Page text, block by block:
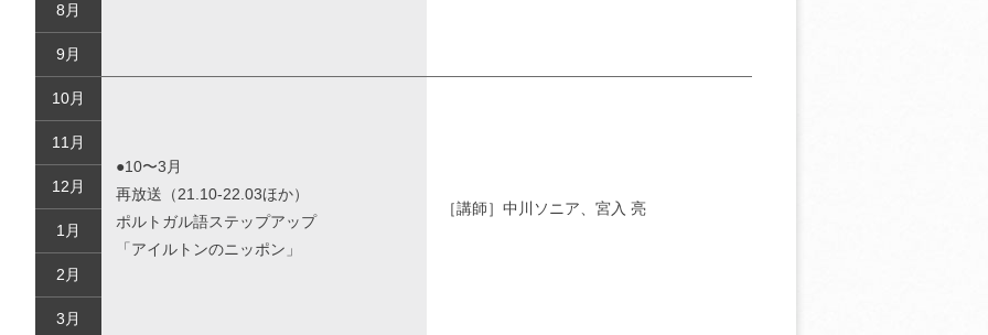
8月
9月
10月
●10〜3月
再放送（21.10-22.03ほか）
ポルトガル語ステップアップ
「アイルトンのニッポン」
［講師］中川ソニア、宮入 亮
11月
12月
1月
2月
3月